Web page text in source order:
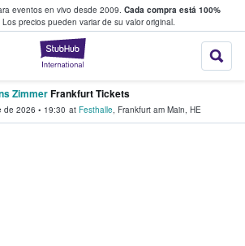
eventos en vivo desde 2009. Cada compra está 100%
Los precios pueden variar de su valor original.
StubHub: donde
y venden boletos
ZimmerFrankfurt Tickets
de 2026 • 19:30 at Festhalle, Frankfurt am Main, HE